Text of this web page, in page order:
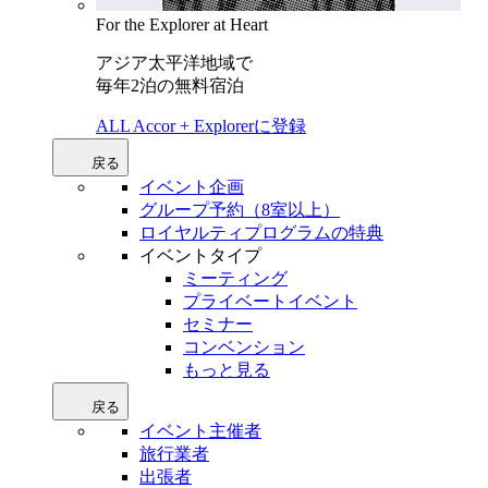
For the Explorer at Heart
アジア太平洋地域で
毎年2泊の無料宿泊
ALL Accor + Explorerに登録
戻る
イベント企画
グループ予約（8室以上）
ロイヤルティプログラムの特典
イベントタイプ
ミーティング
プライベートイベント
セミナー
コンベンション
もっと見る
戻る
イベント主催者
旅行業者
出張者